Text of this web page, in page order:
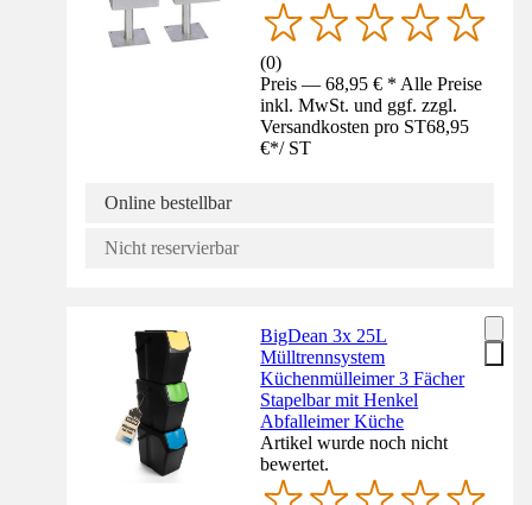
(0)
Preis — 68,95 € * Alle Preise
inkl. MwSt. und ggf. zzgl.
Versandkosten pro ST68,95
€*/ ST
Online bestellbar
Nicht reservierbar
BigDean 3x 25L
Mülltrennsystem
Küchenmülleimer 3 Fächer
Stapelbar mit Henkel
Abfalleimer Küche
Artikel wurde noch nicht
bewertet.